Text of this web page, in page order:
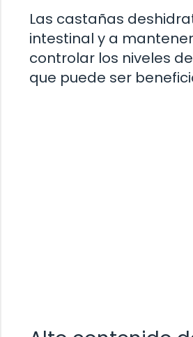
Las castañas
intestinal y a
controlar los niveles
que puede ser